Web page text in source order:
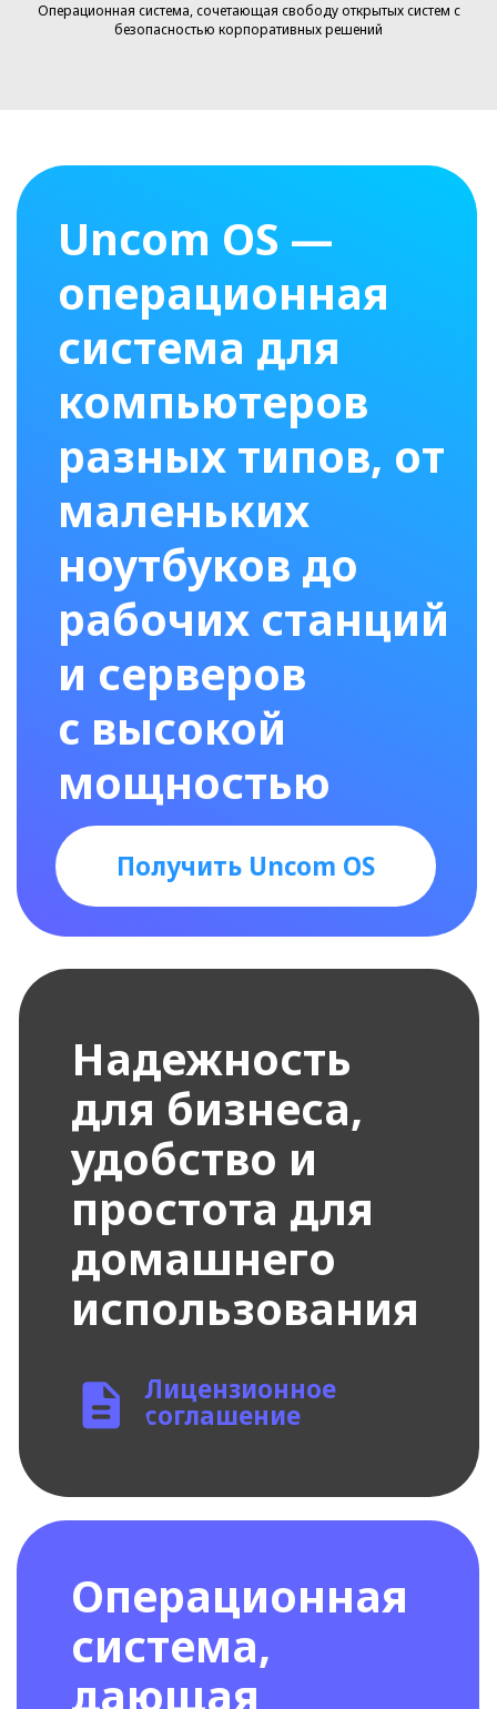
Операционная система, сочетающая свободу открытых систем с
безопасностью корпоративных решений
Надежность
для бизнеса,
удобство и
простота для
домашнего
использования
компьютеров
рабочих станций
и серверов
c высокой
мощностью
Операционная
система,
дающая
необходимый
возможностей
и настроек
Лицензионное
соглашение
Получить Uncom OS